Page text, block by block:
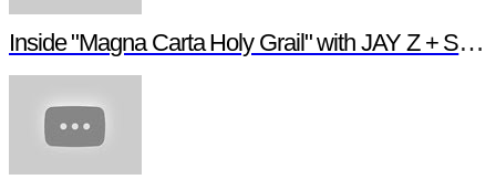
Inside "Magna Carta Holy Grail" with JAY Z +